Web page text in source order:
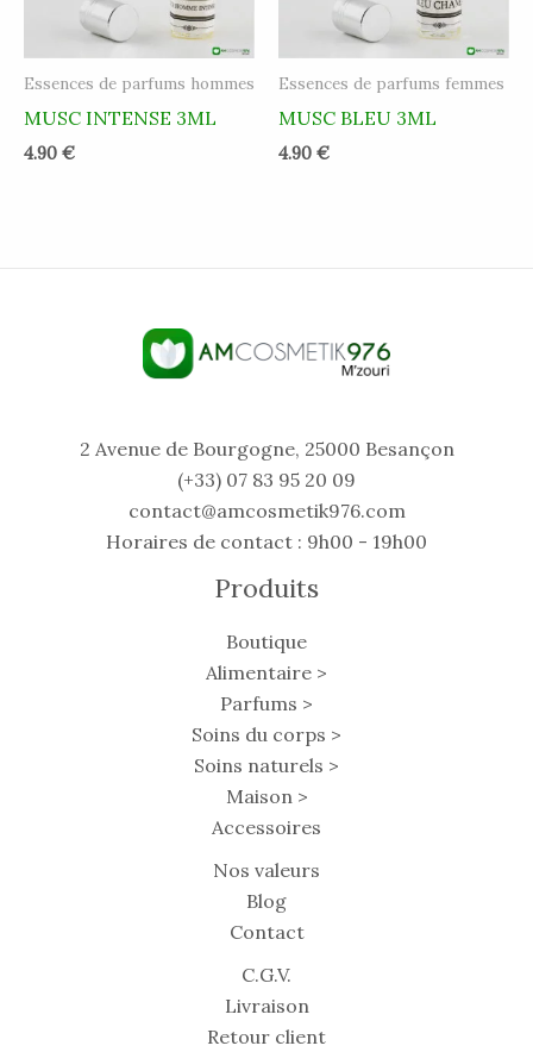
Essences de parfums hommes
MUSC INTENSE 3ML
4.90 €
Essences de parfums femmes
MUSC BLEU 3ML
4.90 €
2 Avenue de Bourgogne, 25000 Besançon
(+33) 07 83 95 20 09
contact@amcosmetik976.com
Horaires de contact : 9h00 - 19h00
Produits
Boutique
Alimentaire >
Parfums >
Soins du corps >
Soins naturels >
Maison >
Accessoires
Nos valeurs
Blog
Contact
C.G.V.
Livraison
Retour client